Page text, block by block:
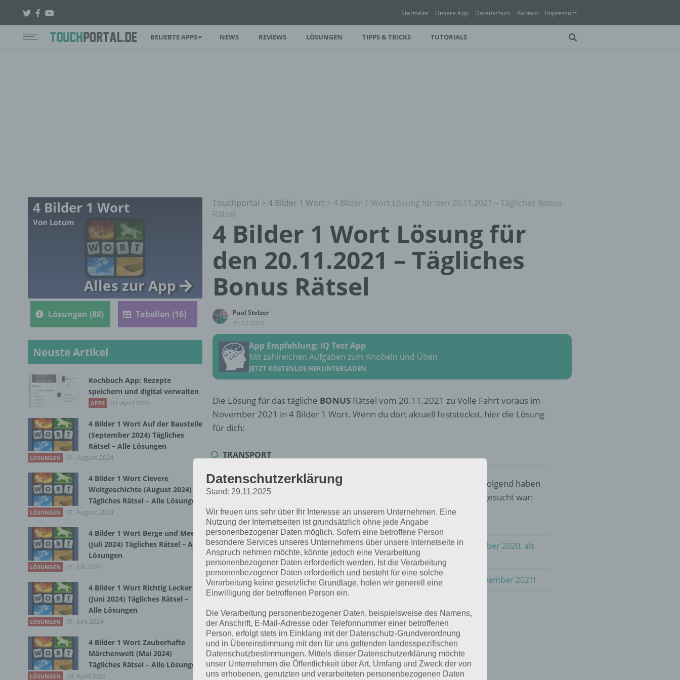
Startseite Unsere App Datenschutz Kontakt Impressum
BELIEBTE APPS NEWS REVIEWS LÖSUNGEN TIPPS & TRICKS TUTORIALS
Touchportal > 4 Bilder 1 Wort > 4 Bilder 1 Wort Lösung für den 20.11.2021 – Tägliches Bonus
Rätsel
4 Bilder 1 Wort Lösung für
den 20.11.2021 – Tägliches
Bonus Rätsel
Paul Stelzer
25.12.2022
App Empfehlung: IQ Test App
Mit zahlreichen Aufgaben zum Knobeln und Üben
JETZT KOSTENLOS HERUNTERLADEN
Die Lösung für das tägliche BONUS Rätsel vom 20.11.2021 zu Volle Fahrt voraus im
November 2021 in 4 Bilder 1 Wort. Wenn du dort aktuell feststeckst, hier die Lösung
für dich:
TRANSPORT
Bei dieser Lösung handelt es sich um das tägliche Bonus Rätsel. Nachfolgend haben
wir noch die Links beispielsweise zum täglichen Rätsel und was 2020 gesucht war:
Tägliches Rätsel:Zur Lösung vom 20.11.2021
Rätsel aus dem Jahr 2020:Schau mal, was vor einem Jahr, im November 2020, als
Lösung gesucht war
Zur Übersicht:4 Bilder 1 Wort Lösungen zu Volle Fahrt voraus im November 2021!
4 Bilder 1 Wort
Von Lotum
Alles zur App
Lösungen (88) Tabellen (16)
Neuste Artikel
Kochbuch App: Rezepte
speichern und digital verwalten
APPS 03. April 2025
4 Bilder 1 Wort Auf der Baustelle
(September 2024) Tägliches
Rätsel – Alle Lösungen
LÖSUNGEN 31. August 2024
4 Bilder 1 Wort Clevere
Weltgeschichte (August 2024)
Tägliches Rätsel – Alle Lösungen
LÖSUNGEN 01. August 2024
4 Bilder 1 Wort Berge und Meer
(Juli 2024) Tägliches Rätsel – Alle
Lösungen
LÖSUNGEN 01. Juli 2024
4 Bilder 1 Wort Richtig Lecker
(Juni 2024) Tägliches Rätsel –
Alle Lösungen
LÖSUNGEN 01. Juni 2024
4 Bilder 1 Wort Zauberhafte
Märchenwelt (Mai 2024)
Tägliches Rätsel – Alle Lösungen
LÖSUNGEN 29. April 2024
Datenschutzerklärung
Stand: 29.11.2025
Wir freuen uns sehr über Ihr Interesse an unserem Unternehmen. Eine
Nutzung der Internetseiten ist grundsätzlich ohne jede Angabe
personenbezogener Daten möglich. Sofern eine betroffene Person
besondere Services unseres Unternehmens über unsere Internetseite in
Anspruch nehmen möchte, könnte jedoch eine Verarbeitung
personenbezogener Daten erforderlich werden. Ist die Verarbeitung
personenbezogener Daten erforderlich und besteht für eine solche
Verarbeitung keine gesetzliche Grundlage, holen wir generell eine
Einwilligung der betroffenen Person ein.
Die Verarbeitung personenbezogener Daten, beispielsweise des Namens,
der Anschrift, E-Mail-Adresse oder Telefonnummer einer betroffenen
Person, erfolgt stets im Einklang mit der Datenschutz-Grundverordnung
und in Übereinstimmung mit den für uns geltenden landesspezifischen
Datenschutzbestimmungen. Mittels dieser Datenschutzerklärung möchte
unser Unternehmen die Öffentlichkeit über Art, Umfang und Zweck der von
uns erhobenen, genutzten und verarbeiteten personenbezogenen Daten